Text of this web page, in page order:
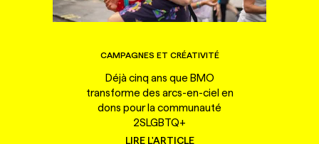
CAMPAGNES ET CRÉATIVITÉ
Déjà cinq ans que BMO
transforme des arcs-en-ciel en
dons pour la communauté
2SLGBTQ+
LIRE L'ARTICLE